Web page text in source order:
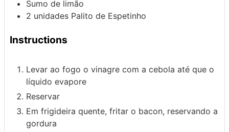
Sumo de limão
2 unidades Palito de Espetinho
Instructions
Levar ao fogo o vinagre com a cebola até que o
líquido evapore
Reservar
Em frigideira quente, fritar o bacon, reservando a
gordura